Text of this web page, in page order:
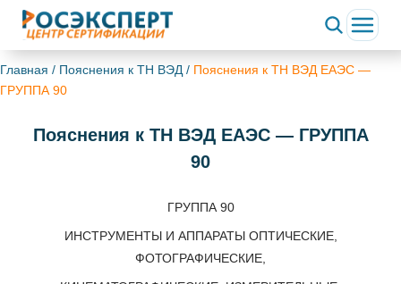
Главная / Пояснения к ТН ВЭД / Пояснения к ТН ВЭД ЕАЭС —
ГРУППА 90
Пояснения к ТН ВЭД ЕАЭС — ГРУППА
90
ГРУППА 90
ИНСТРУМЕНТЫ И АППАРАТЫ ОПТИЧЕСКИЕ,
ФОТОГРАФИЧЕСКИЕ,